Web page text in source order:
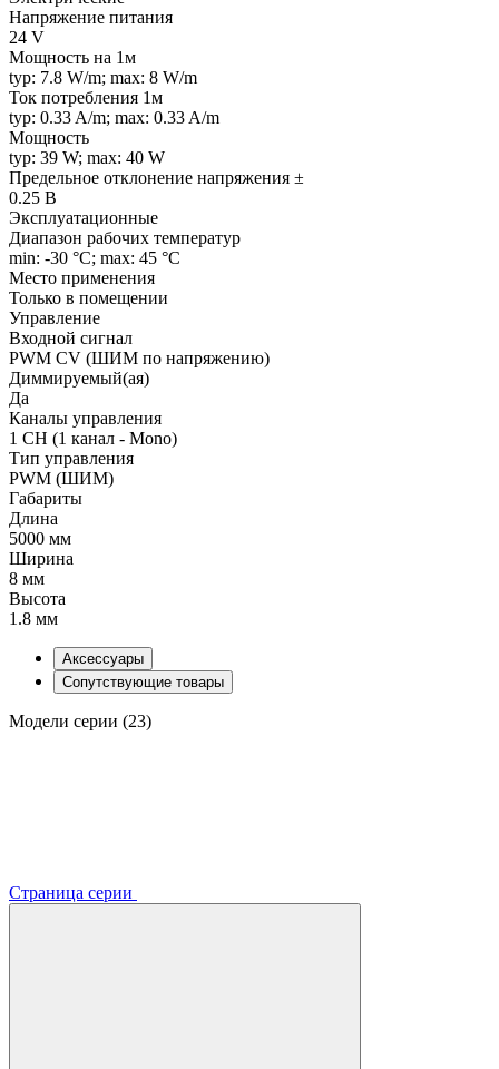
Напряжение питания
24 V
Мощность на 1м
typ: 7.8 W/m; max: 8 W/m
Ток потребления 1м
typ: 0.33 A/m; max: 0.33 A/m
Мощность
typ: 39 W; max: 40 W
Предельное отклонение напряжения ±
0.25 В
Эксплуатационные
Диапазон рабочих температур
min: -30 °C; max: 45 °C
Место применения
Только в помещении
Управление
Входной сигнал
PWM СV (ШИМ по напряжению)
Диммируемый(ая)
Да
Каналы управления
1 CH (1 канал - Mono)
Тип управления
PWM (ШИМ)
Габариты
Длина
5000 мм
Ширина
8 мм
Высота
1.8 мм
Аксессуары
Сопутствующие товары
Модели серии (23)
Страница серии